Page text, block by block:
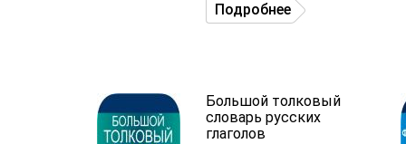
Подробнее
Большой толковый
словарь русских
глаголов